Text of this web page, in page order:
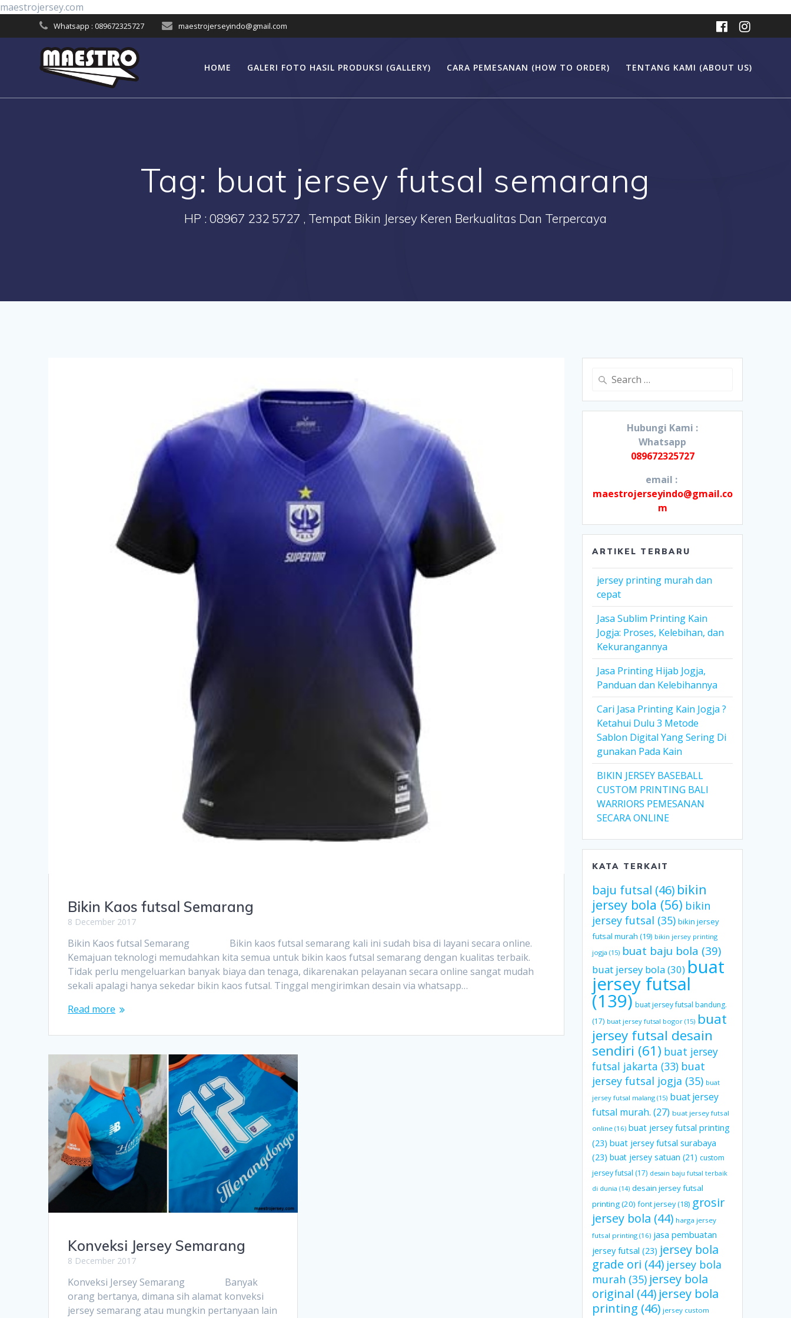
maestrojersey.com
content
Whatsapp : 089672325727 maestrojerseyindo@gmail.com
HOME GALERI FOTO HASIL PRODUKSI (GALLERY) CARA PEMESANAN (HOW TO ORDER) TENTANG KAMI (ABOUT US)
Tag: buat jersey futsal semarang
HP : 08967 232 5727 , Tempat Bikin Jersey Keren Berkualitas Dan Terpercaya
Bikin Kaos futsal Semarang
8 December 2017
Bikin Kaos futsal Semarang Bikin kaos futsal semarang kali ini sudah bisa di layani secara online.
Kemajuan teknologi memudahkan kita semua untuk bikin kaos futsal semarang dengan kualitas terbaik.
Tidak perlu mengeluarkan banyak biaya dan tenaga, dikarenakan pelayanan secara online sangat mudah
sekali apalagi hanya sekedar bikin kaos futsal. Tinggal mengirimkan desain via whatsapp…
Read more
Konveksi Jersey Semarang
8 December 2017
Konveksi Jersey Semarang Banyak
orang bertanya, dimana sih alamat konveksi
jersey semarang atau mungkin pertanyaan lain
Search
Hubungi Kami :
Whatsapp
089672325727
email :
maestrojerseyindo@gmail.co
m
ARTIKEL TERBARU
jersey printing murah dan
cepat
Jasa Sublim Printing Kain
Jogja: Proses, Kelebihan, dan
Kekurangannya
Jasa Printing Hijab Jogja,
Panduan dan Kelebihannya
Cari Jasa Printing Kain Jogja ?
Ketahui Dulu 3 Metode
Sablon Digital Yang Sering Di
gunakan Pada Kain
BIKIN JERSEY BASEBALL
CUSTOM PRINTING BALI
WARRIORS PEMESANAN
SECARA ONLINE
KATA TERKAIT
baju futsal (46) bikin
jersey bola (56) bikin
jersey futsal (35) bikin jersey
futsal murah (19) bikin jersey printing
jogja (15) buat baju bola (39)
buat jersey bola(30) buat
jersey futsal
(139) buat jersey futsal bandung.
(17) buat jersey futsal bogor (15) buat
jersey futsal desain
sendiri (61) buat jersey
futsal jakarta (33) buat
jersey futsal jogja (35) buat
jersey futsal malang (15) buat jersey
futsal murah. (27) buat jersey futsal
online (16) buat jersey futsal printing
(23) buat jersey futsal surabaya
(23) buat jersey satuan (21) custom
jersey futsal (17) desain baju futsal terbaik
di dunia (14) desain jersey futsal
printing(20) font jersey(18) grosir
jersey bola (44) harga jersey
futsal printing (16) jasa pembuatan
jersey futsal (23) jersey bola
grade ori (44) jersey bola
murah (35) jersey bola
original (44) jersey bola
printing (46) jersey custom